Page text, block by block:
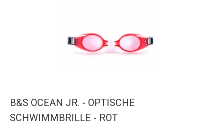
B&S OCEAN JR. - OPTISCHE
SCHWIMMBRILLE - ROT